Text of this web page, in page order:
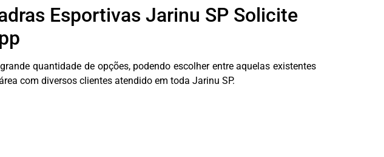
Esportivas Jarinu SP Solicite
quantidade de opções, podendo escolher entre aquelas existentes
com diversos clientes atendido em toda Jarinu SP.